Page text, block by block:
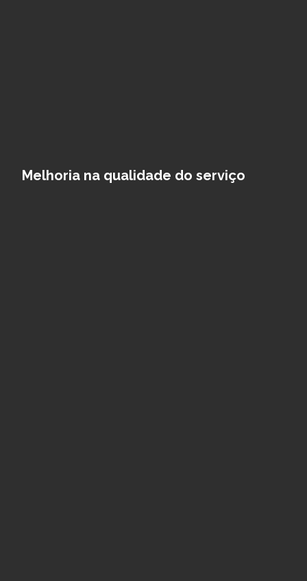
Melhoria na qualidade do serviço